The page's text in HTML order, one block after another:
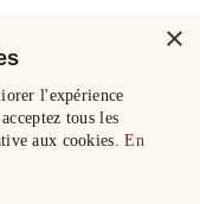
×
l'expérience
tous les
aux cookies.En